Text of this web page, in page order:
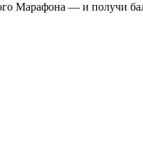
Марафона — и получи